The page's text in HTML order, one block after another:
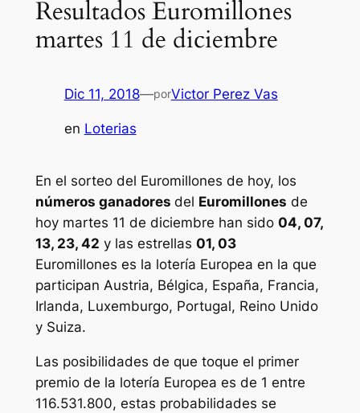
Resultados Euromillones
martes 11 de diciembre
Dic 11, 2018—porVictor Perez Vas
en Loterias
En el sorteo del Euromillones de hoy, los
números ganadores del Euromillones de
hoy martes 11 de diciembre han sido 04, 07,
13, 23, 42 y las estrellas 01, 03
Euromillones es la lotería Europea en la que
participan Austria, Bélgica, España, Francia,
Irlanda, Luxemburgo, Portugal, Reino Unido
y Suiza.
Las posibilidades de que toque el primer
premio de la lotería Europea es de 1 entre
116.531.800, estas probabilidades se